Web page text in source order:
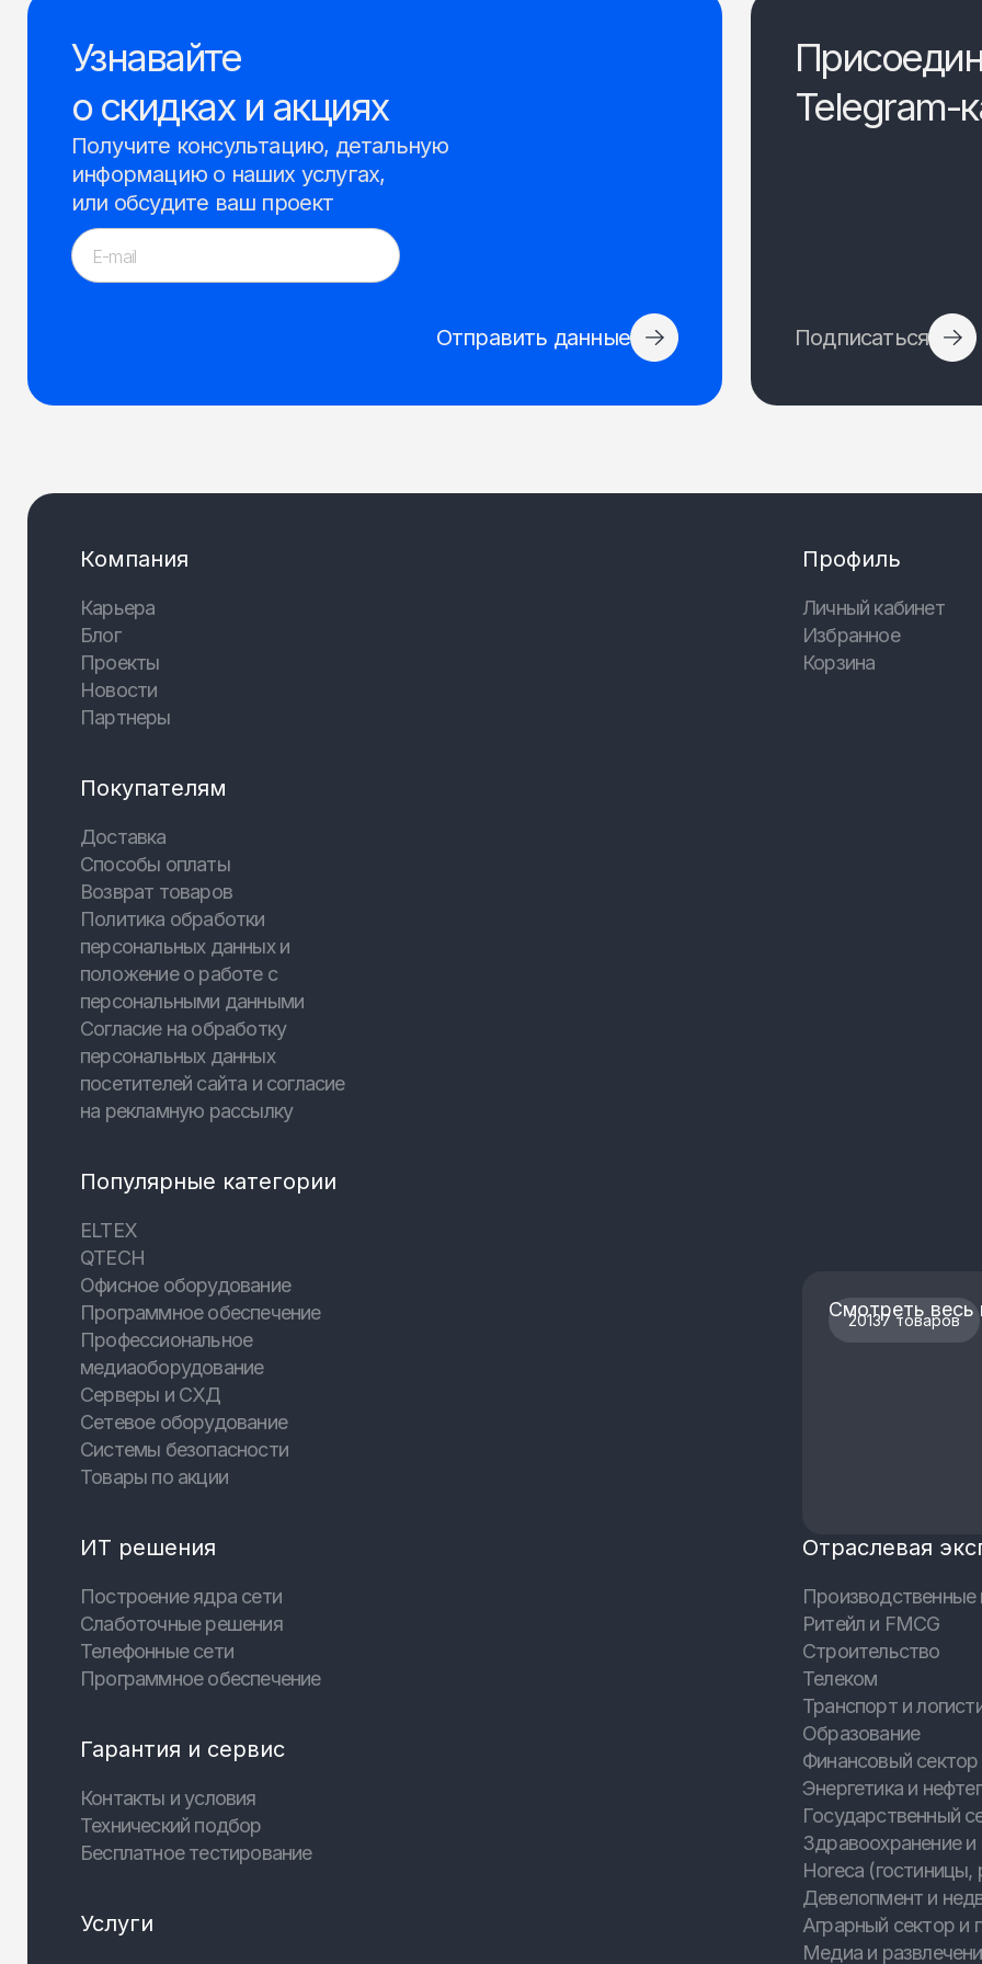
Узнавайте
о скидках и акциях
Получите консультацию, детальную
информацию о наших услугах,
или обсудите ваш проект
Отправить данные
Telegram-
Подписаться
Компания
Карьера
Блог
Проекты
Новости
Партнеры
Покупателям
Доставка
Способы оплаты
Возврат товаров
Политика обработки
персональных данных и
положение о работе с
персональными данными
Согласие на обработку
персональных данных
посетителей сайта и согласие
на рекламную рассылку
Популярные категории
ELTEX
QTECH
Офисное оборудование
Программное обеспечение
Профессиональное
медиаоборудование
Серверы и СХД
Сетевое оборудование
Системы безопасности
Товары по акции
Профиль
Личный кабинет
Избранное
Корзина
20137 товаров
Смотреть весь
ИТ решения
Построение ядра сети
Слаботочные решения
Телефонные сети
Программное обеспечение
Гарантия и сервис
Контакты и условия
Технический подбор
Бесплатное тестирование
Услуги
Отраслевая
Производственные
Ритейл и FMCG
Строительство
Телеком
Транспорт и
Образование
Финансовый сектор
Энергетика и
Государственный
Здравоохранение
Horeca (гостиницы,
Девелопмент и
Аграрный сектор
Медиа и